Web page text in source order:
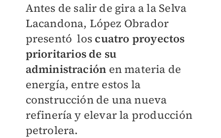
Antes de salir de gira a la Selva
Lacandona, López Obrador
presentó los cuatro proyectos
prioritarios de su
administración en materia de
energía, entre estos la
construcción de una nueva
refinería y elevar la producción
petrolera.